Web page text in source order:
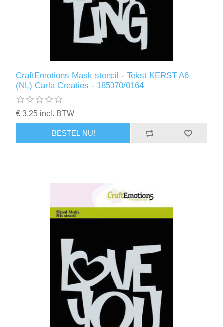
CraftEmotions Mask stencil - Tekst KERST A6
(NL) Carla Creaties - 185070/0164
€ 3,25 incl. BTW
BESTEL NU!